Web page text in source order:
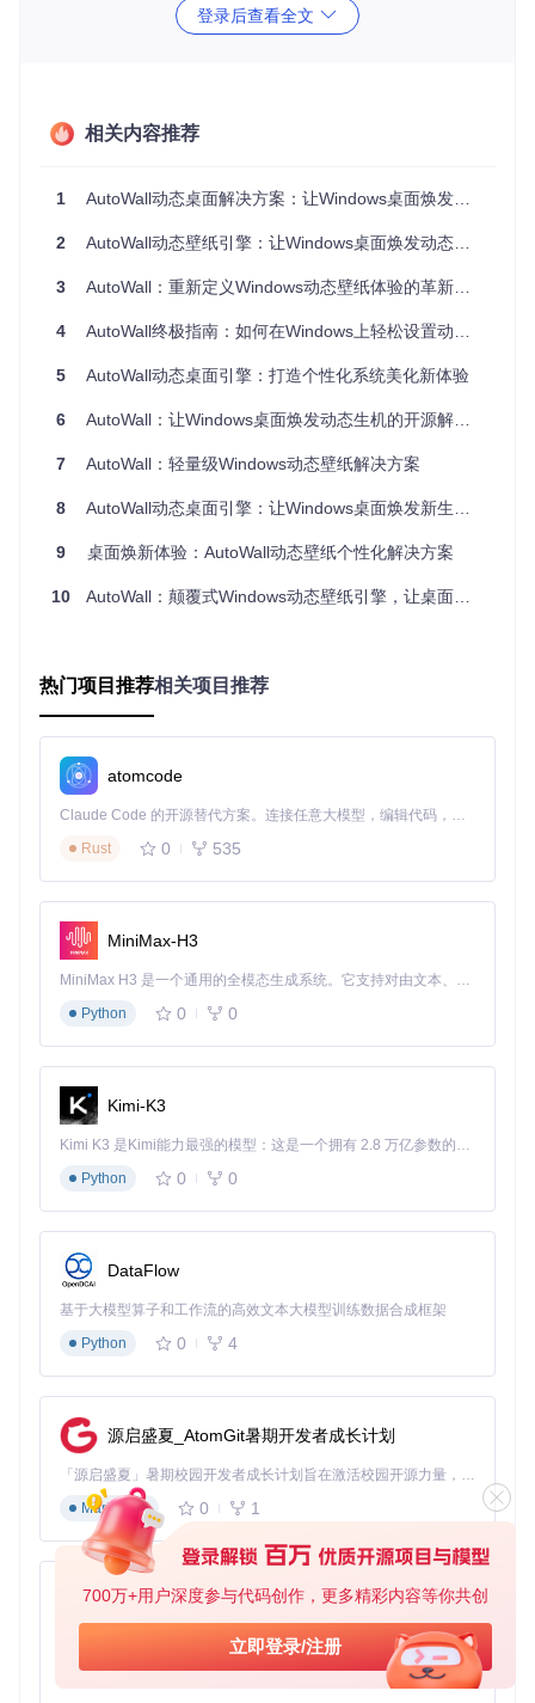
700万+用户深度参与代码创作，更多精彩内容等你共创
立即登录/注册
，用户可以调整音量、播放速度等，使个性
化的壁纸更加符合个人喜好。
想象在游戏休息间隙，抬头就能看到动态的自然风光或心爱的
角色动图；或者把最喜欢的音乐MV设为壁纸，让每一次打开
灵感来源，随时激发创作思维。更有意思的是，利用它的网络
实时调试界面设为壁纸，既实用又炫酷。
项目特点概览
便携性：无需安装，即下即用。
括YouTube视频和Shadertoy动画。
智能管理：提供一键重置，自动启动设置，以及与操作系统
活动智能交互（如游戏中自动暂停）。
多屏支持（β版）：面向多显示器用户，开启全新的视觉体
性能调节：通过内置的mpv配置，用户能够微调性能参数，
个性化桌面的追求，同时也是技术与艺术完美结合的体现。现
在就加入AutoWall的使用者行列，让你的屏幕活起来，给日常
生活注入一丝不一样的色彩吧！
想立即体验？访问
一份想象力，在你的桌面上自由绽放。
🌌 Live wallpapers on Windows 7/8/10/11 using open-source wallpaper engine
项目地址：https://gitcode.com/gh_mirrors/au/AutoWall
登录后查看全文
相关内容推荐
1 AutoWall动态桌面解决方案：让Windows桌面焕发全新活力的开源工具
2 AutoWall动态壁纸引擎：让Windows桌面焕发动态生机
3 AutoWall：重新定义Windows动态壁纸体验的革新性解决方案
4 AutoWall终极指南：如何在Windows上轻松设置动态壁纸
5 AutoWall动态桌面引擎：打造个性化系统美化新体验
6 AutoWall：让Windows桌面焕发动态生机的开源解决方案
7 AutoWall：轻量级Windows动态壁纸解决方案
8 AutoWall动态桌面引擎：让Windows桌面焕发新生的探索指南
9 桌面焕新体验：AutoWall动态壁纸个性化解决方案
10 AutoWall：颠覆式Windows动态壁纸引擎，让桌面焕发生动视觉体验
热门项目推荐相关项目推荐
atomcode
Claude Code 的开源替代方案。连接任意大模型，编辑代码，运行命令，自动验证 — 全自动执行。用 Rust 构建，极致性能。 ｜ An open-source alternative to Claude Code. Connect any LLM, edit code, run commands, and verify changes — autonomously. Built in Rust for speed. Get Started
Rust
0 535
MiniMax-H3
MiniMax H3 是一个通用的全模态生成系统。它支持对由文本、图像、视频和音频组成的多模态上下文进行统一理解，并能生成分辨率高达 2K、时长可达 15 秒的带原生立体声音频的视频。得益于面向任务泛化的系统设计，H3 在预训练阶段就已具备广泛的多模态上下文理解与生成能力，能够出色地执行复杂的多模态指令。
Python
0 0
Kimi-K3
Kimi K3 是Kimi能力最强的模型：这是一个拥有 2.8 万亿参数的混合专家（MoE）模型，具备原生视觉理解能力，并支持 100 万 token 的上下文窗口。
Python
0 0
DataFlow
基于大模型算子和工作流的高效文本大模型训练数据合成框架
Python
0 4
源启盛夏_AtomGit暑期开发者成长计划
「源启盛夏」暑期校园开发者成长计划旨在激活校园开源力量，通过积分激励、认证扶持、资源倾斜等形式，引导高校组织和开发者完成「入驻 — 建项目 — 做贡献 — 获认证 — 得资源」的完整闭环。无论你是想带领社团入驻平台的组织者，还是希望用代码贡献证明自己的开发者，都能在这里找到属于你的成长路径。
Markdown
0 1
py-xiaozhi
基于Python的Xiaozhi AI，适用于想要完整Xiaozhi体验而无需拥有专用硬件的用户。
Python
0 1